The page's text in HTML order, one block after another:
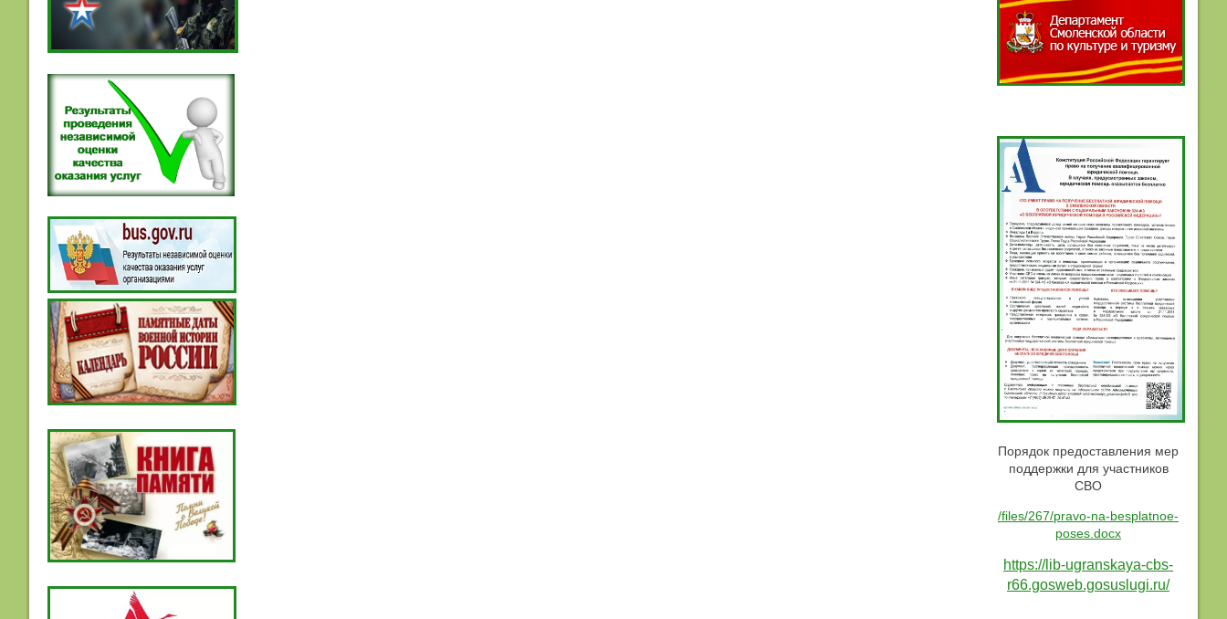
Порядок предоставления мер
поддержки для участников
СВО
/files/267/pravo-na-besplatnoe-
poses.docx
https://lib-ugranskaya-cbs-
r66.gosweb.gosuslugi.ru/